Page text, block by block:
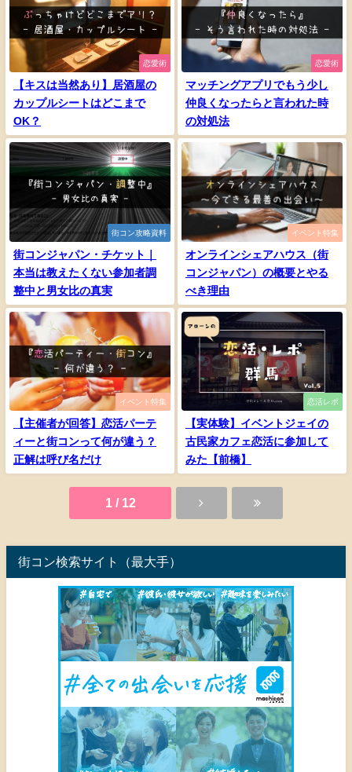
恋愛術
【キスは当然あり】居酒屋の
カップルシートはどこまで
OK？
恋愛術
マッチングアプリでもう少し
仲良くなったらと言われた時
の対処法
街コン攻略資料
街コンジャパン・チケット｜
本当は教えたくない参加者調
整中と男女比の真実
イベント特集
オンラインシェアハウス（街
コンジャパン）の概要とやる
べき理由
イベント特集
【主催者が回答】恋活パーテ
ィーと街コンって何が違う？
正解は呼び名だけ
恋活レポ
【実体験】イベントジェイの
古民家カフェ恋活に参加して
みた【前橋】
1 / 12
街コン検索サイト（最大手）